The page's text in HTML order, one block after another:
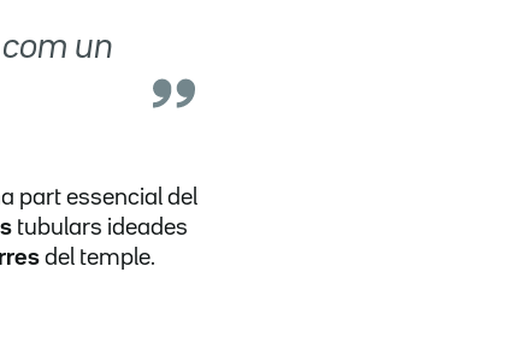
un
part essencial del
tubulars ideades
del temple.